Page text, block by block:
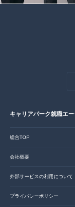
キャリアパーク就職エ
総合TOP
会社概要
外部サービスの利用について
プライバシーポリシー